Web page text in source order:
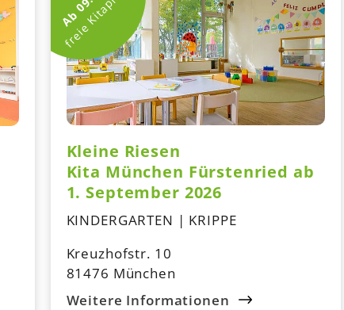
Kleine Riesen
Kita München Fürstenried ab
1. September 2026
KINDERGARTEN | KRIPPE
Kreuzhofstr. 10
81476 München
Weitere Informationen